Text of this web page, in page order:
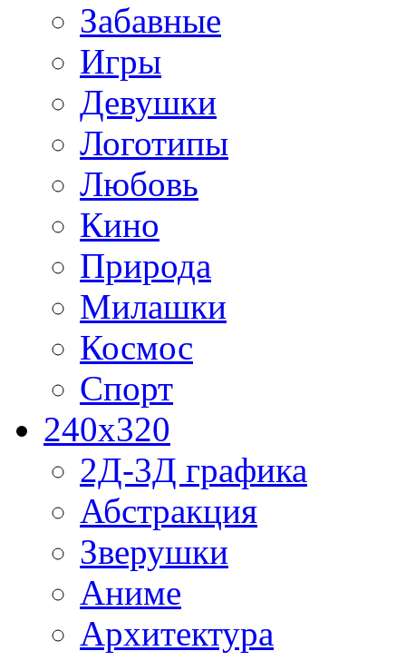
Забавные
Игры
Девушки
Логотипы
Любовь
Кино
Природа
Милашки
Космос
Спорт
240x320
2Д-3Д графика
Абстракция
Зверушки
Аниме
Архитектура